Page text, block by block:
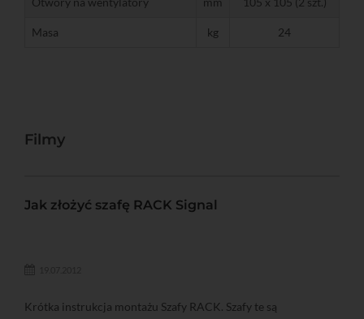
Masa kg 24
Filmy
Jak złożyć szafę RACK Signal
Krótka instrukcja montażu Szafy RACK. Szafy te są